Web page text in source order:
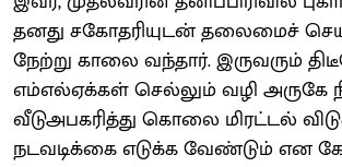
தனது சகோதரியுடன் தலைமைச்
நேற்று காலை வந்தார். இருவரும்
எம்எல்ஏக்கள் செல்லும் வழி அருகே
வீடுஅபகரித்து கொலை மிரட்டல்
நடவடிக்கை எடுக்க வேண்டும் என